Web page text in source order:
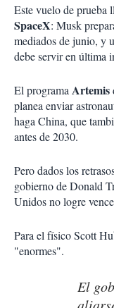
Este vuelo de prueba
SpaceX: Musk
mediados de junio, y
debe servir en última
El programaArtemis
planea enviar
haga China, que
antes de 2030.
Pero dados los
gobierno de Donald
Unidos no logre
Para el físico Scott
"enormes".
El